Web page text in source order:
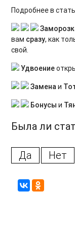
Подробнее в
вам сразу, как
свой.
Удвоение
Заменаи
Бонусы и
Была ли
Да Нет